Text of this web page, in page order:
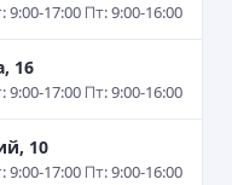
9:00-17:00 Пт: 9:00-16:00
16
9:00-17:00 Пт: 9:00-16:00
10
9:00-17:00 Пт: 9:00-16:00